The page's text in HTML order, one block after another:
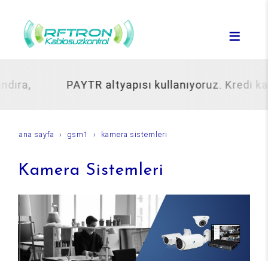
PAYTR altyapısı kullanıyoruz. Kredi
ana sayfa gsm1 kamera sistemleri
Kamera Sistemleri